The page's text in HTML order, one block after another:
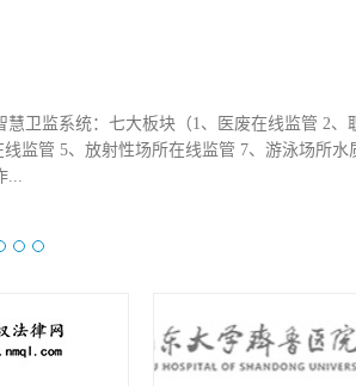
医疗废物智能化追溯管理系统，以RFID技术
医疗结构和监管单位使用。截至2022年05月
统】